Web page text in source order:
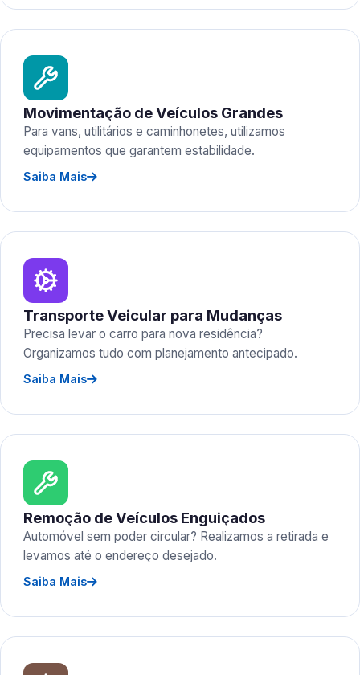
Movimentação de Veículos Grandes
Para vans, utilitários e caminhonetes, utilizamos
equipamentos que garantem estabilidade.
Saiba Mais
Transporte Veicular para Mudanças
Precisa levar o carro para nova residência?
Organizamos tudo com planejamento antecipado.
Saiba Mais
Remoção de Veículos Enguiçados
Automóvel sem poder circular? Realizamos a retirada e
levamos até o endereço desejado.
Saiba Mais